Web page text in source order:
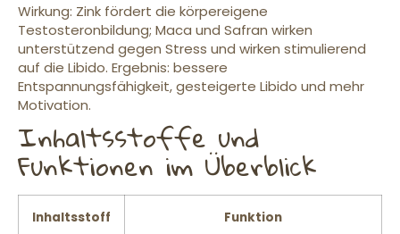
Wirkung: Zink fördert die körpereigene
Testosteronbildung; Maca und Safran wirken
unterstützend gegen Stress und wirken stimulierend
auf die Libido. Ergebnis: bessere
Entspannungsfähigkeit, gesteigerte Libido und mehr
Motivation.
Inhaltsstoffe und
Funktionen im Überblick
Inhaltsstoff Funktion